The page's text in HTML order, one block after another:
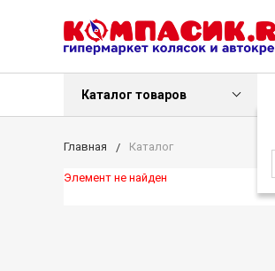
Каталог товаров
Главная Каталог
Элемент не найден